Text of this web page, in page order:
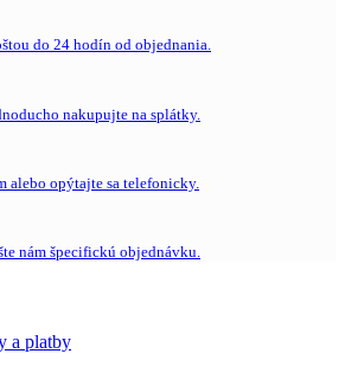
do 24 hodín od objednania.
nakupujte na splátky.
alebo opýtajte sa telefonicky.
nám špecifickú objednávku.
a platby